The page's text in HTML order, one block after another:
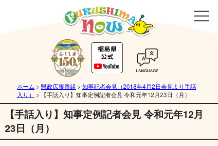
ホーム > 県政広報番組 > 知事記者会見（2018年4月2日会見より手話
入り）
> 【手話入り】知事定例記者会見 令和元年12月23日（月）
【手話入り】知事定例記者会見 令和元年12月
23日（月）